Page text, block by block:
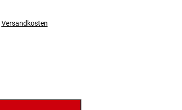
Versandkosten